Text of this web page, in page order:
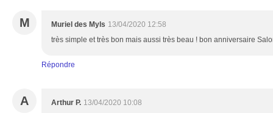
M Muriel des Myls 13/04/2020 12:58
très simple et très bon mais aussi très beau ! bon anniversaire
Répondre
A Arthur P. 13/04/2020 10:08